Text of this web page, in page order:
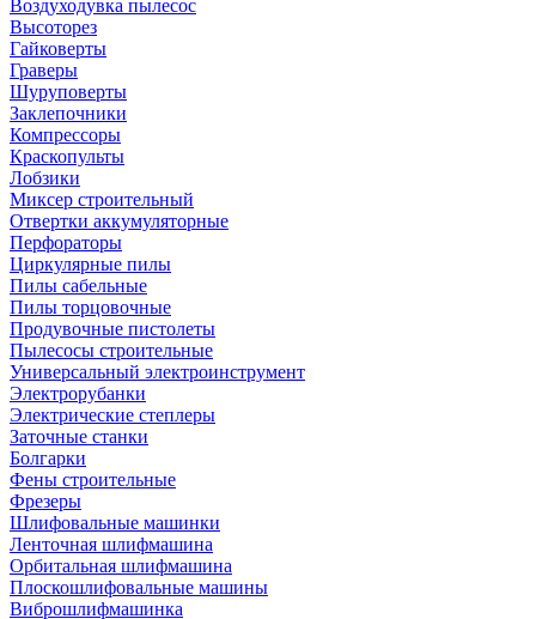
Воздуходувка пылесос
Высоторез
Гайковерты
Граверы
Шуруповерты
Заклепочники
Компрессоры
Краскопульты
Лобзики
Миксер строительный
Отвертки аккумуляторные
Перфораторы
Циркулярные пилы
Пилы сабельные
Пилы торцовочные
Продувочные пистолеты
Пылесосы строительные
Универсальный электроинструмент
Электрорубанки
Электрические степлеры
Заточные станки
Болгарки
Фены строительные
Фрезеры
Шлифовальные машинки
Ленточная шлифмашина
Орбитальная шлифмашина
Плоскошлифовальные машины
Виброшлифмашинка